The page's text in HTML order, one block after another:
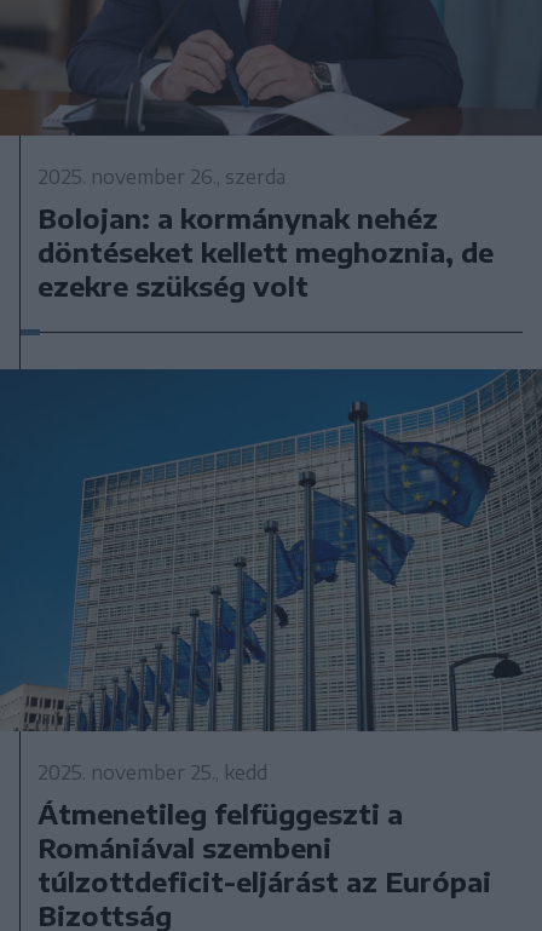
2025. november 26., szerda
Bolojan: a kormánynak nehéz
döntéseket kellett meghoznia, de
ezekre szükség volt
2025. november 25., kedd
Átmenetileg felfüggeszti a
Romániával szembeni
túlzottdeficit-eljárást az Európai
Bizottság